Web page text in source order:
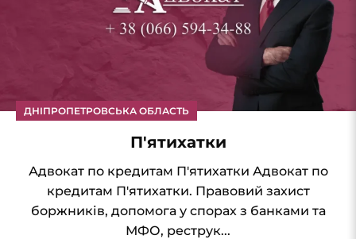
ДНІПРОПЕТРОВСЬКА ОБЛАСТЬ
П'ятихатки
Адвокат по кредитам П'ятихатки Адвокат по
кредитам П'ятихатки. Правовий захист
боржників, допомога у спорах з банками та
МФО, реструк...